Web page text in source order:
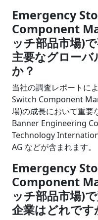
Emergency
Component
ッチ部品市場)
主要なグロー
か？
当社の調査レポートに
Switch Component
場)の成長において重要
Banner Engineering
Technology
AG などが含まれます。
Emergency
Component
ッチ部品市場)
企業はどれです